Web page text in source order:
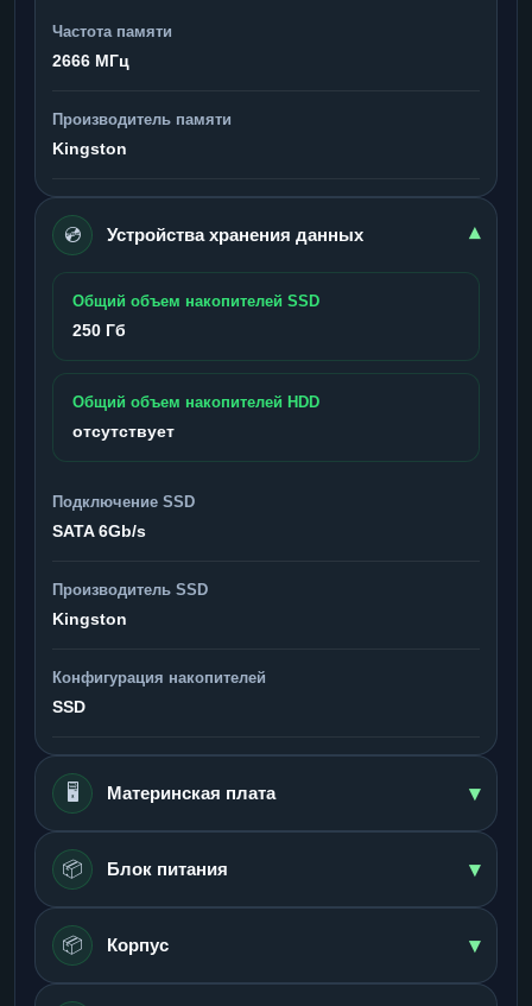
Частота памяти
2666 МГц
Производитель памяти
Kingston
💿 Устройства хранения данных ▾
Общий объем накопителей SSD
250 Гб
Общий объем накопителей HDD
отсутствует
Подключение SSD
SATA 6Gb/s
Производитель SSD
Kingston
Конфигурация накопителей
SSD
🖥️ Материнская плата ▾
📦 Блок питания ▾
📦 Корпус ▾